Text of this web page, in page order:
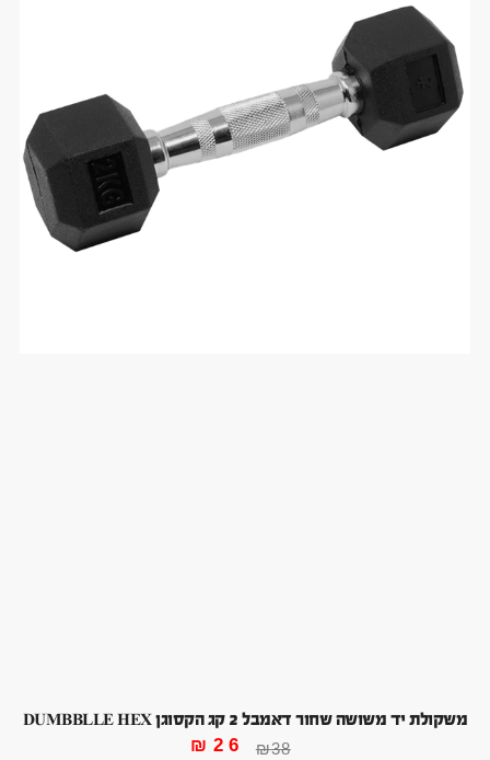
משקולת יד משושה שחור דאמבל 2 קג הקסוגן DUMBBLLE HEX
₪38
₪ 26